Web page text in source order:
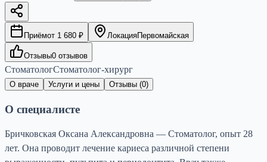
Приёмот 1 680 ₽ ЛокацияПервомайская
Отзывы0 отзывов
СтоматологСтоматолог-хирург
О враче Услуги и цены Отзывы (0)
О специалисте
Бричковская Оксана Александровна — Стоматолог, опыт 28
лет. Она проводит лечение кариеса различной степени